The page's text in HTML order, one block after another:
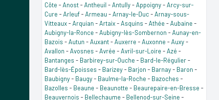
Côte -Anost-Antheuil -Antully-Appoigny-Arcy-sur-
Cure -Arleuf-Armeau -Arnay-le-Duc -Arnay-sous-
Vitteaux-Arquian -Artaix-Asquins -Athée -Aubaine -
Aubigny-la-Ronce -Aubigny-lès-Sombernon -Aunay-en-
Bazois -Autun -Auxant-Auxerre -Auxonne -Auxy-
Avallon -Avosnes -Avrée -Avril-sur-Loire -Azé -
Bantanges - Barbirey-sur-Ouche - Bard-le-Régulier-
Bard-lès-Époisses - Barizey- Barjon - Barnay- Baron -
Baubigny- Baugy- Baulme-la-Roche - Bazoches -
Bazolles - Beaune - Beaunotte - Beaurepaire-en-Bresse -
Beauvernois - Bellechaume - Bellenod-sur-Seine -